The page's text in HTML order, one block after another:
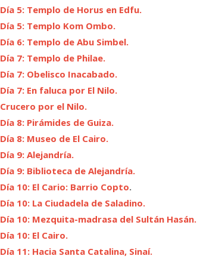
Día 5: Templo de Horus en Edfu.
Día 5: Templo Kom Ombo.
Día 6: Templo de Abu Simbel.
Día 7: Templo de Philae.
Día 7: Obelisco Inacabado.
Día 7: En faluca por El Nilo.
Crucero por el Nilo.
Día 8: Pirámides de Guiza.
Día 8: Museo de El Cairo.
Día 9: Alejandría.
Día 9: Biblioteca de Alejandría.
Día 10: El Cario: Barrio Copto.
Día 10: La Ciudadela de Saladino.
Día 10: Mezquita-madrasa del Sultán Hasán.
Día 10: El Cairo.
Día 11: Hacia Santa Catalina, Sinaí.